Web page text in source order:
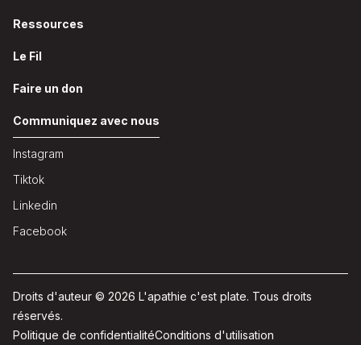
Ressources
Le Fil
Faire un don
Communiquez avec nous
Instagram
Tiktok
Linkedin
Facebook
Droits d'auteur © 2026 L'apathie c'est plate. Tous droits
réservés.
Politique de confidentialitéConditions d'utilisation